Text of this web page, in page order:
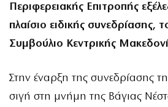
Περιφερειακής Επιτροπής
πλαίσιο ειδικής συνεδρίασης,
Συμβούλιο Κεντρικής
Στην έναρξη της συνεδρίασης
σιγή στη μνήμη της Βάγιας